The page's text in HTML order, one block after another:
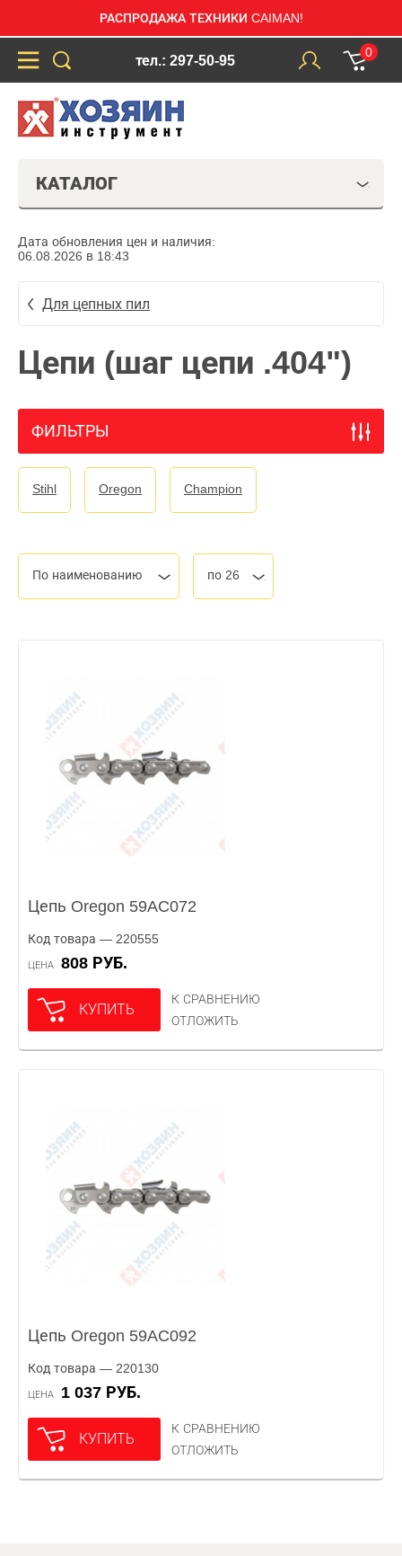
РАСПРОДАЖА ТЕХНИКИ CAIMAN!
тел.: 297-50-95
0
КАТАЛОГ
Дата обновления цен и наличия:
06.08.2026 в 18:43
Для цепных пил
Цепи (шаг цепи .404")
ФИЛЬТРЫ
Stihl Oregon Champion
По наименованию по 26
Цепь Oregon 59AC072
Код товара — 220555
ЦЕНА 808 РУБ.
КУПИТЬ
К СРАВНЕНИЮ
ОТЛОЖИТЬ
Цепь Oregon 59AC092
Код товара — 220130
ЦЕНА 1 037 РУБ.
КУПИТЬ
К СРАВНЕНИЮ
ОТЛОЖИТЬ